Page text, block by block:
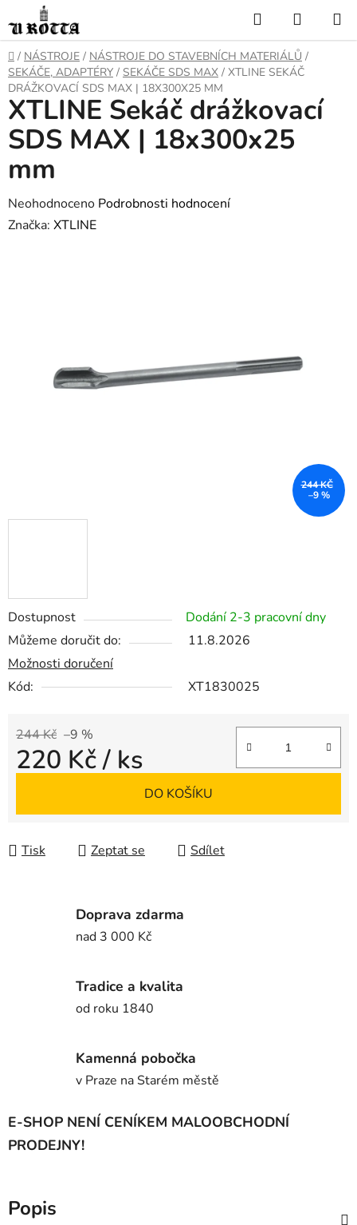
na
obsah
Hledat
KOŠÍK
DOMŮ
/ NÁSTROJE / NÁSTROJE DO STAVEBNÍCH MATERIÁLŮ /
SEKÁČE, ADAPTÉRY / SEKÁČE SDS MAX / XTLINE SEKÁČ
DRÁŽKOVACÍ SDS MAX | 18X300X25 MM
Dostupnost
Dodání 2-3 pracovní dny
Můžeme doručit do:
11.8.2026
Možnosti doručení
Kód:
XT1830025
244 Kč –9 %
220 Kč/ ks
DO KOŠÍKU
Tisk Zeptat se Sdílet
XTLINE Sekáč drážkovací
SDS MAX | 18x300x25
mm
Průměrné
hodnocení
Neohodnoceno Podrobnosti hodnocení
Značka: XTLINE
244 KČ
–9 %
Doprava zdarma
nad 3 000 Kč
Tradice a kvalita
od roku 1840
Kamenná pobočka
v Praze na Starém městě
E-SHOP NENÍ CENÍKEM MALOOBCHODNÍ
PRODEJNY!
Popis